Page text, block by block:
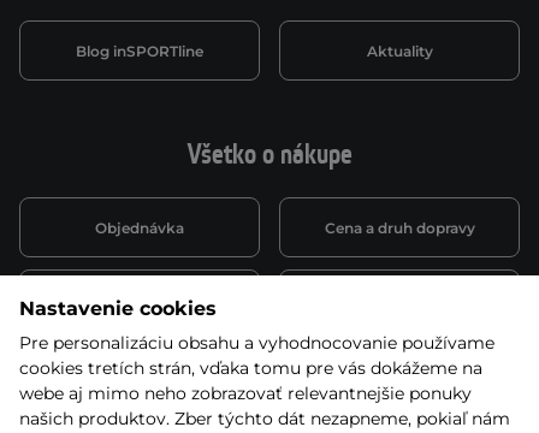
Všetko o nákupe
Objednávka Cena a druh dopravy
Spôsob platby
Montáž a servis Reklamácie a záruka
Blog inSPORTline Aktuality
Nastavenie cookies
Pre personalizáciu obsahu a vyhodnocovanie používame
cookies tretích strán, vďaka tomu pre vás dokážeme na
webe aj mimo neho zobrazovať relevantnejšie ponuky
našich produktov. Zber týchto dát nezapneme, pokiaľ nám